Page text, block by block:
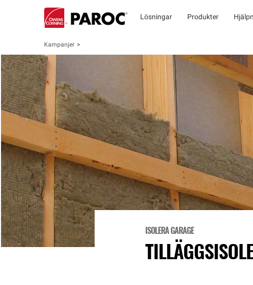
Lösningar Produkter
Kampanjer
ISOLERA GARAGE